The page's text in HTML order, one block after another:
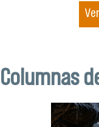
Columnas